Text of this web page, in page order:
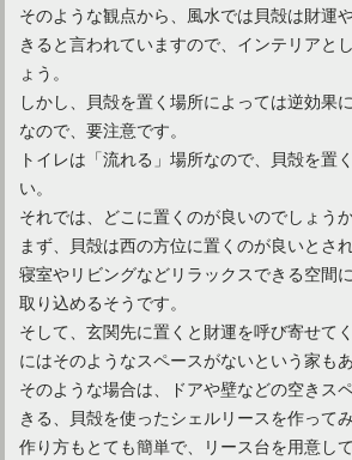
そのような観点から、風水では貝殻は財運
きると言われていますので、インテリアと
ょう。
しかし、貝殻を置く場所によっては逆効果
なので、要注意です。
トイレは「流れる」場所なので、貝殻を置
い。
それでは、どこに置くのが良いのでしょうか
まず、貝殻は西の方位に置くのが良いとさ
寝室やリビングなどリラックスできる空間
取り込めるそうです。
そして、玄関先に置くと財運を呼び寄せて
にはそのようなスペースがないという家も
そのような場合は、ドアや壁などの空きス
きる、貝殻を使ったシェルリースを作って
作り方もとても簡単で、リース台を用意し